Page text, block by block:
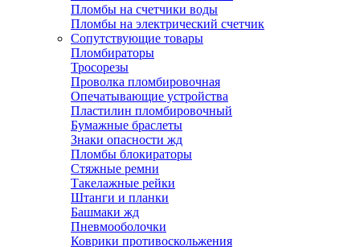
Пломбы на счетчики воды
Пломбы на электрический счетчик
Сопутствующие товары
Пломбираторы
Тросорезы
Проволка пломбировочная
Опечатывающие устройства
Пластилин пломбировочный
Бумажные браслеты
Знаки опасности жд
Пломбы блокираторы
Стяжные ремни
Такелажные рейки
Штанги и планки
Башмаки жд
Пневмооболочки
Коврики противоскольжения